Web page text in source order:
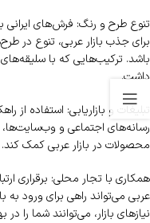
تنوع طرح و رنگ: فرش‌های
برای جذب بازار عربی، تنوع در
باشد. ترکیب‌هایی که با
داشت.
تبلیغات و بازاریابی: استفاده از
رسانه‌های اجتماعی و وب‌سایت‌ها،
محصولات در بازار عربی کمک کند.
همکاری با تجار محلی: برقراری
عربی می‌تواند راهی برای ورود به
نیازهای بازار، می‌توانند شما را